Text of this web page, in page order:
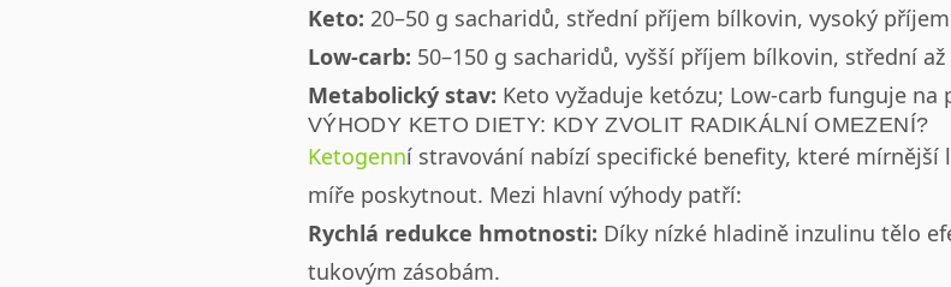
Keto: 20–50 g sacharidů, střední příjem bílkovin, vysoký
Low-carb: 50–150 g sacharidů, vyšší příjem bílkovin, střední
Metabolický stav: Keto vyžaduje ketózu; Low-carb funguje
VÝHODY KETO DIETY: KDY ZVOLIT RADIKÁLNÍ OMEZENÍ?
Ketogenní stravování nabízí specifické benefity, které
míře poskytnout. Mezi hlavní výhody patří:
Rychlá redukce hmotnosti: Díky nízké hladině inzulinu tělo
tukovým zásobám.